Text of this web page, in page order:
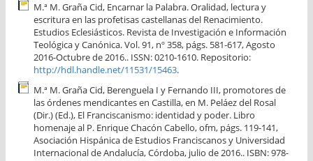
M.ª M. Graña Cid, Encarnar la Palabra. Oralidad, lectura y
escritura en las profetisas castellanas del Renacimiento.
Estudios Eclesiásticos. Revista de Investigación e Información
Teológica y Canónica. Vol. 91, nº 358, págs. 581-617, Agosto
2016-Octubre de 2016.. ISSN: 0210-1610. Repositorio:
http://hdl.handle.net/11531/15463.
M.ª M. Graña Cid, Berenguela I y Fernando III, promotores de
las órdenes mendicantes en Castilla, en M. Peláez del Rosal
(Dir.) (Ed.), El Franciscanismo: identidad y poder. Libro
homenaje al P. Enrique Chacón Cabello, ofm, págs. 119-141,
Asociación Hispánica de Estudios Franciscanos y Universidad
Internacional de Andalucía, Córdoba, julio de 2016.. ISBN: 978-